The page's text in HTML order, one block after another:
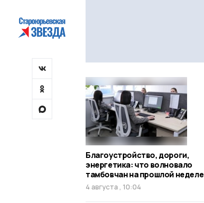
Благоустройство, дороги,
энергетика: что волновало
тамбовчан на прошлой неделе
4 августа , 10:04